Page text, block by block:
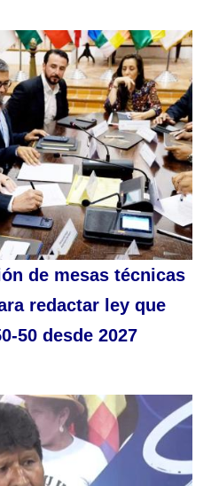
de mesas técnicas
redactar ley que
50 desde 2027